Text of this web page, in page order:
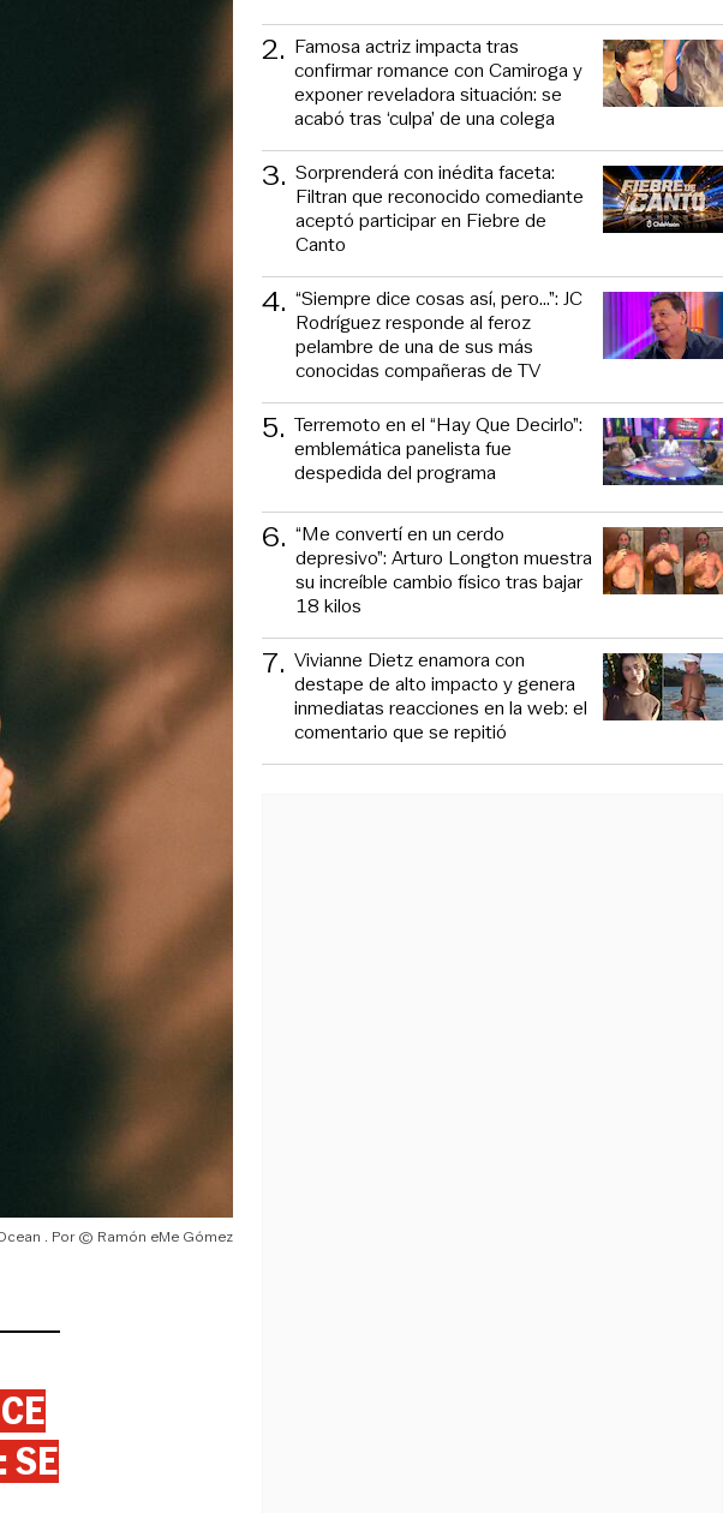
© Ramón eMe Gómez
SE
2. Famosa actriz impacta tras
confirmar romance con Camiroga y
exponer reveladora situación: se
acabó tras ‘culpa’ de una colega
3. Sorprenderá con inédita faceta:
Filtran que reconocido comediante
aceptó participar en Fiebre de
Canto
4. “Siempre dice cosas así, pero...”: JC
Rodríguez responde al feroz
pelambre de una de sus más
conocidas compañeras de TV
5. Terremoto en el “Hay Que Decirlo”:
emblemática panelista fue
despedida del programa
6. “Me convertí en un cerdo
depresivo”: Arturo Longton muestra
su increíble cambio físico tras bajar
18 kilos
7. Vivianne Dietz enamora con
destape de alto impacto y genera
inmediatas reacciones en la web: el
comentario que se repitió